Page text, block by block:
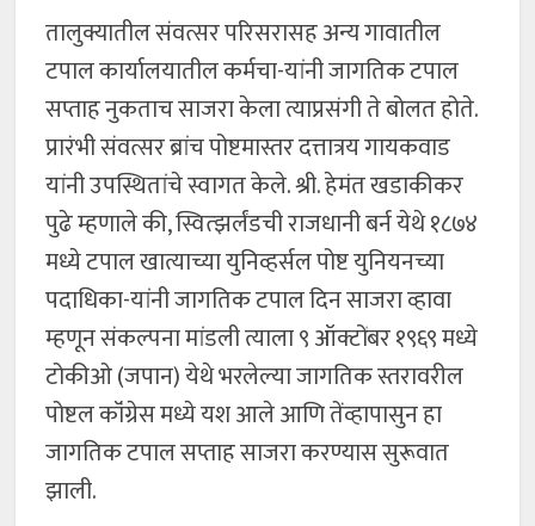
तालुक्यातील संवत्सर परिसरासह अन्य गावातील
टपाल कार्यालयातील कर्मचा-यांनी जागतिक टपाल
सप्ताह नुकताच साजरा केला त्याप्रसंगी ते बोलत होते.
प्रारंभी संवत्सर ब्रांच पोष्टमास्तर दत्तात्रय गायकवाड
यांनी उपस्थितांचे स्वागत केले. श्री. हेमंत खडाकीकर
पुढे म्हणाले की, स्वित्झर्लंडची राजधानी बर्न येथे १८७४
मध्ये टपाल खात्याच्या युनिव्हर्सल पोष्ट युनियनच्या
पदाधिका-यांनी जागतिक टपाल दिन साजरा व्हावा
म्हणून संकल्पना मांडली त्याला ९ ऑक्टोंबर १९६९ मध्ये
टोकीओ (जपान) येथे भरलेल्या जागतिक स्तरावरील
पोष्टल कॉंग्रेस मध्ये यश आले आणि तेंव्हापासुन हा
जागतिक टपाल सप्ताह साजरा करण्यास सुरूवात
झाली.